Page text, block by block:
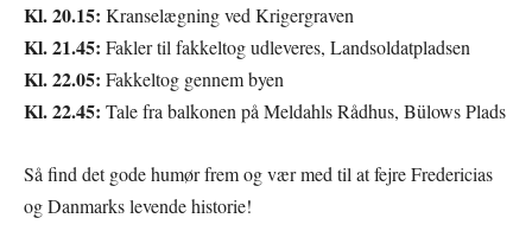
Kl. 20.15: Kranselægning ved Krigergraven
Kl. 21.45: Fakler til fakkeltog udleveres, Landsoldatpladsen
Kl. 22.05: Fakkeltog gennem byen
Kl. 22.45: Tale fra balkonen på Meldahls Rådhus, Bülows Plads
Så find det gode humør frem og vær med til at fejre Fredericias
og Danmarks levende historie!